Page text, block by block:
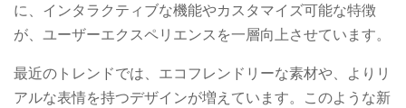
に、インタラクティブな機能やカスタマイズ可能な特徴
が、ユーザーエクスペリエンスを一層向上させています。
最近のトレンドでは、エコフレンドリーな素材や、よりリ
アルな表情を持つデザインが増えています。このような新